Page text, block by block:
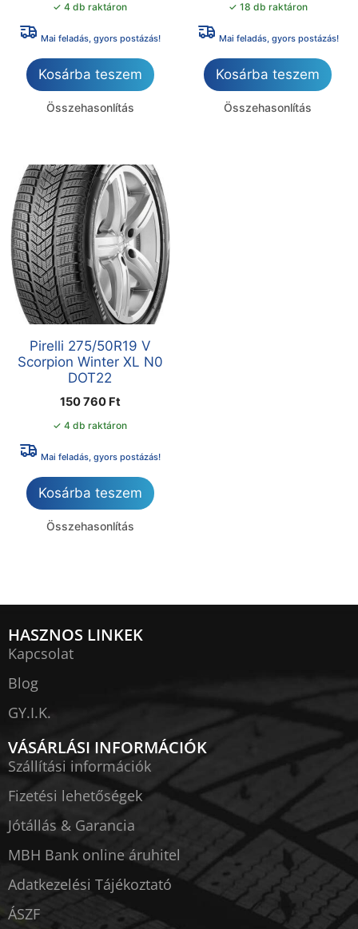
✓ 4 db raktáron
Mai feladás, gyors postázás!
Kosárba teszem
Összehasonlítás
✓ 18 db raktáron
Mai feladás, gyors postázás!
Kosárba teszem
Összehasonlítás
Pirelli 275/50R19 V
Scorpion Winter XL N0
DOT22
150 760 Ft
✓ 4 db raktáron
Mai feladás, gyors postázás!
Kosárba teszem
Összehasonlítás
HASZNOS LINKEK
Kapcsolat
Blog
GY.I.K.
VÁSÁRLÁSI INFORMÁCIÓK
Szállítási információk
Fizetési lehetőségek
Jótállás & Garancia
MBH Bank online áruhitel
Adatkezelési Tájékoztató
ÁSZF